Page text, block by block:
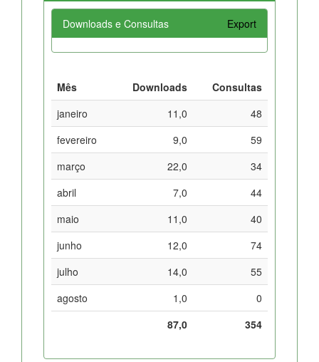
Downloads e Consultas Export
Mês Downloads
Consultas
janeiro
11,0
48
fevereiro
9,0
59
março
22,0
34
abril
7,0
44
maio
11,0
40
junho
12,0
74
julho
14,0
55
agosto
1,0
0
87,0
354